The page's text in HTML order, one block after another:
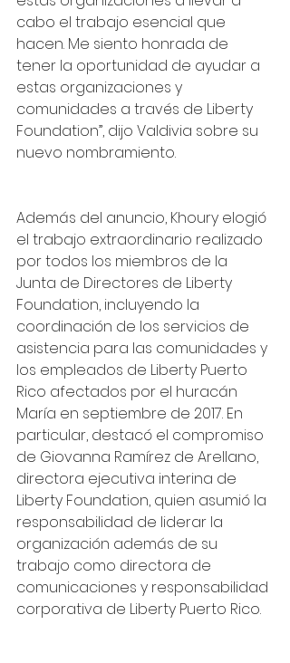
cabo el trabajo esencial que
hacen. Me siento honrada de
tener la oportunidad de ayudar a
estas organizaciones y
comunidades a través de Liberty
Foundation”, dijo Valdivia sobre su
nuevo nombramiento.
Además del anuncio, Khoury elogió
el trabajo extraordinario realizado
por todos los miembros de la
Junta de Directores de Liberty
Foundation, incluyendo la
coordinación de los servicios de
asistencia para las comunidades y
los empleados de Liberty Puerto
Rico afectados por el huracán
María en septiembre de 2017. En
particular, destacó el compromiso
de Giovanna Ramírez de Arellano,
directora ejecutiva interina de
Liberty Foundation, quien asumió la
responsabilidad de liderar la
organización además de su
trabajo como directora de
comunicaciones y responsabilidad
corporativa de Liberty Puerto Rico.